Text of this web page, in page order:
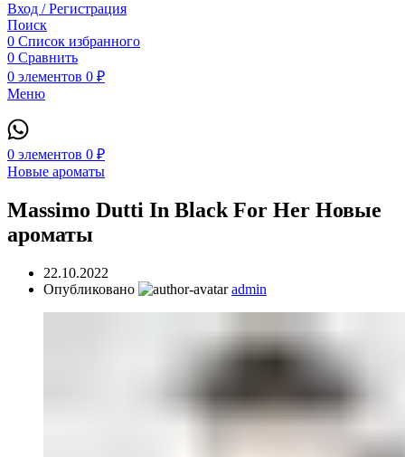
Вход / Регистрация
Поиск
0 Список избранного
0 Сравнить
0 элементов 0 ₽
Меню
0 элементов 0 ₽
Новые ароматы
Massimo Dutti In Black For Her Новые
ароматы
22.10.2022
Опубликовано
admin